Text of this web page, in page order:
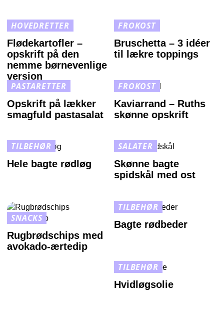
HOVEDRETTER
Flødekartofler –
opskrift på den
nemme børnevenlige
version
FROKOST
Bruschetta – 3 idéer
til lækre toppings
PASTARETTER
Opskrift på lækker
smagfuld pastasalat
FROKOST
Kaviarrand – Ruths
skønne opskrift
TILBEHØR
Hele bagte rødløg
SALATER
Skønne bagte
spidskål med ost
SNACKS
Rugbrødschips med
avokado-ærtedip
TILBEHØR
Bagte rødbeder
TILBEHØR
Hvidløgsolie